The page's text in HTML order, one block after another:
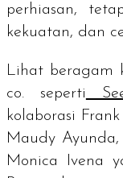
perhiasan,
kekuatan, dan
Lihat beragam
co. seperti
kolaborasi
Maudy
Monica Ivena